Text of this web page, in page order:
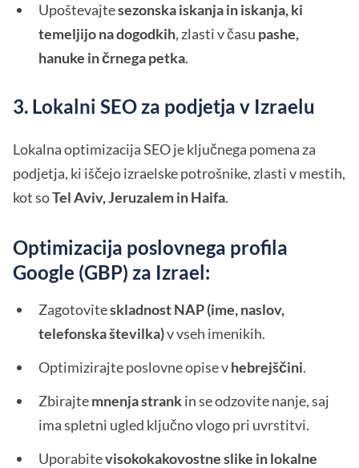
Upoštevajtesezonska iskanja in iskanja, ki
temeljijo na dogodkih, zlasti v času pashe,
hanuke in črnega petka.
3. Lokalni SEO za podjetja v Izraelu
Lokalna optimizacija SEO je ključnega pomena za
podjetja, ki iščejo izraelske potrošnike, zlasti v mestih,
kot soTel Aviv, Jeruzalem in Haifa.
Optimizacija poslovnega profila
Google (GBP) za Izrael:
Zagotoviteskladnost NAP (ime, naslov,
telefonska številka)v vseh imenikih.
Optimizirajte poslovne opise vhebrejščini.
Zbirajtemnenja strankin se odzovite nanje, saj
ima spletni ugled ključno vlogo pri uvrstitvi.
Uporabitevisokokakovostne slike in lokalne